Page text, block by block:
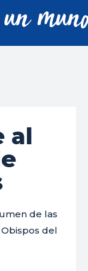
al
de las
del